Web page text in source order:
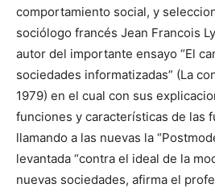
comportamiento social, y
sociólogo francés Jean Francois
autor del importante ensayo “El
sociedades informatizadas” (La
1979) en el cual con sus
funciones y características de las
llamando a las nuevas la
levantada “contra el ideal de la
nuevas sociedades, afirma el